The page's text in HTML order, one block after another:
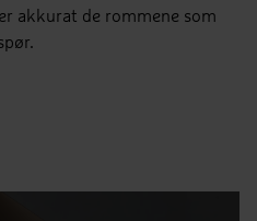
akkurat de rommene som